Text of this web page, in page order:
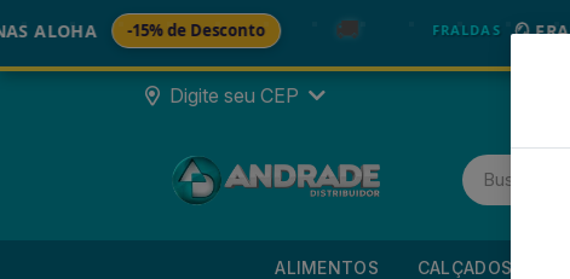
-15% de Desconto 🚚 FRALDAS 🪞 FRALDA
Digite seu CEP
ALIMENTOS CALÇADOS